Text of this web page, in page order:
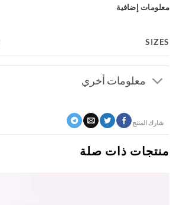
معلومات إضافية
SIZES
معلومات أخري
شارك المنتج
منتجات ذات صلة